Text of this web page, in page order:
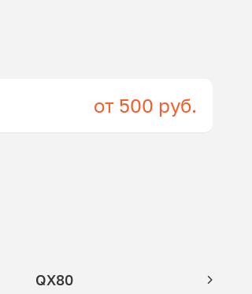
от 500 руб.
QX80